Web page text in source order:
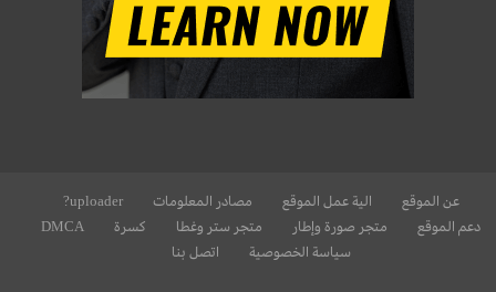
عن الموقع الية عمل الموقع مصادر المعلومات
uploader?
دعم الموقع
متجر صورة وإطار متجر ستر وغطا كسرة
DMCA
سياسة الخصوصية
اتصل بنا